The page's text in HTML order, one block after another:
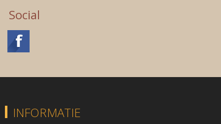
Social
INFORMATIE